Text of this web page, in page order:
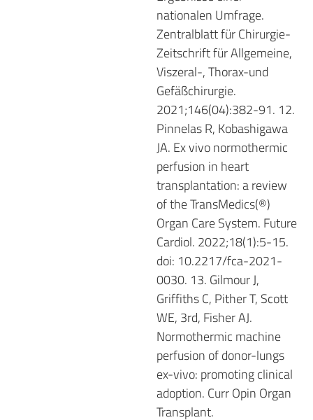
nationalen Umfrage.
Zentralblatt für Chirurgie-
Zeitschrift für Allgemeine,
Viszeral-, Thorax-und
Gefäßchirurgie.
2021;146(04):382-91. 12.
Pinnelas R, Kobashigawa
JA. Ex vivo normothermic
perfusion in heart
transplantation: a review
of the TransMedics(®)
Organ Care System. Future
Cardiol. 2022;18(1):5-15.
doi: 10.2217/fca-2021-
0030. 13. Gilmour J,
Griffiths C, Pither T, Scott
WE, 3rd, Fisher AJ.
Normothermic machine
perfusion of donor-lungs
ex-vivo: promoting clinical
adoption. Curr Opin Organ
Transplant.